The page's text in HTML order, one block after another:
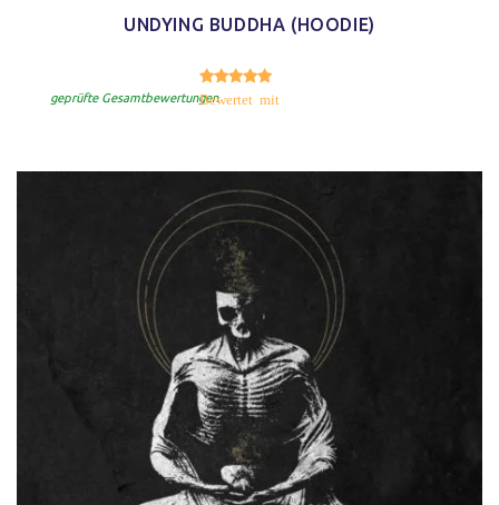
UNDYING BUDDHA (HOODIE)
Bewertet mit
geprüfte Gesamtbewertungen